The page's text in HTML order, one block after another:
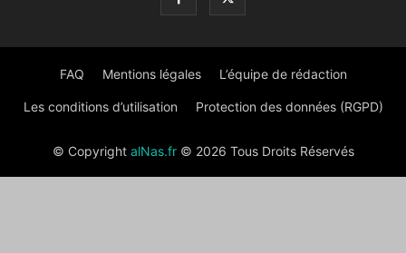
FAQ Mentions légales L’équipe de rédaction
Les conditions d’utilisation Protection des données (RGPD)
© Copyright alNas.fr© 2026 Tous Droits Réservés